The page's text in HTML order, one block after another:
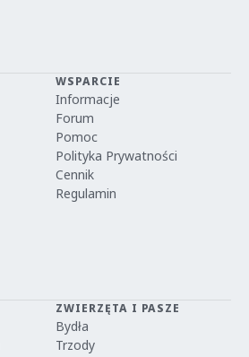
WSPARCIE
Informacje
Forum
Pomoc
Polityka Prywatności
Cennik
Regulamin
ZWIERZĘTA I PASZE
Bydła
Trzody